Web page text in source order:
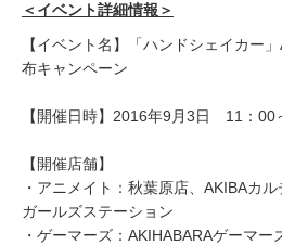
＜イベント詳細情報＞
【イベント名】「ハンドシェイカー
布キャンペーン
【開催日時】2016年9月3日 11：00
【開催店舗】
・アニメイト：秋葉原店、AKIBAカ
ガールズステーション
・ゲーマーズ：AKIHABARAゲーマー